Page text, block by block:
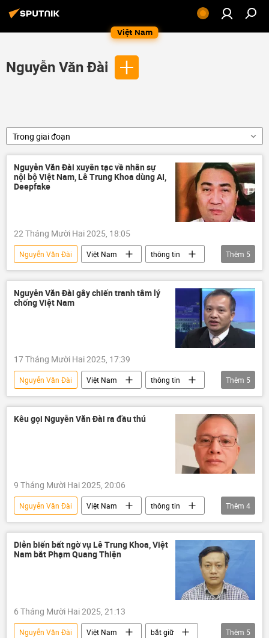
Việt Nam
Nguyễn Văn Đài
Trong giai đoạn
Nguyễn Văn Đài xuyên tạc về nhân sự
nội bộ Việt Nam, Lê Trung Khoa dùng AI,
Deepfake
22 Tháng Mười Hai 2025, 18:05
Nguyễn Văn Đài Việt Nam
thông tin
AI
Giả mạo
tội phạm
Pháp luật
VKSND Tối cao
Thêm 5
Nguyễn Văn Đài gây chiến tranh tâm lý
chống Việt Nam
17 Tháng Mười Hai 2025, 17:39
Nguyễn Văn Đài Việt Nam
thông tin
tội phạm
VKSND Tối cao
Pháp luật
luật công an
Thêm 5
Kêu gọi Nguyễn Văn Đài ra đầu thú
9 Tháng Mười Hai 2025, 20:06
Nguyễn Văn Đài Việt Nam
thông tin
Bộ Công an Việt Nam
công an
Pháp luật
luật
Thêm 4
Diễn biến bất ngờ vụ Lê Trung Khoa, Việt
Nam bắt Phạm Quang Thiện
6 Tháng Mười Hai 2025, 21:13
Nguyễn Văn Đài Việt Nam
bắt giữ
Thêm 5